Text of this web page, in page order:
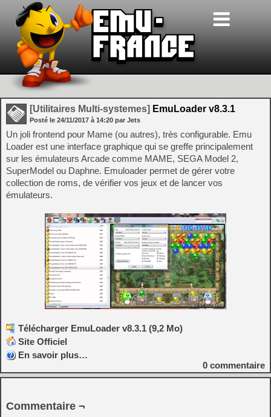
[Utilitaires Multi-systemes] EmuLoader v8.3.1
Posté le 24/11/2017 à 14:20 par Jets
Un joli frontend pour Mame (ou autres), très configurable. Emu
Loader est une interface graphique qui se greffe principalement
sur les émulateurs Arcade comme MAME, SEGA Model 2,
SuperModel ou Daphne. Emuloader permet de gérer votre
collection de roms, de vérifier vos jeux et de lancer vos
émulateurs.
Télécharger EmuLoader v8.3.1 (9,2 Mo)
Site Officiel
En savoir plus…
0 commentaire
Commentaire ¬